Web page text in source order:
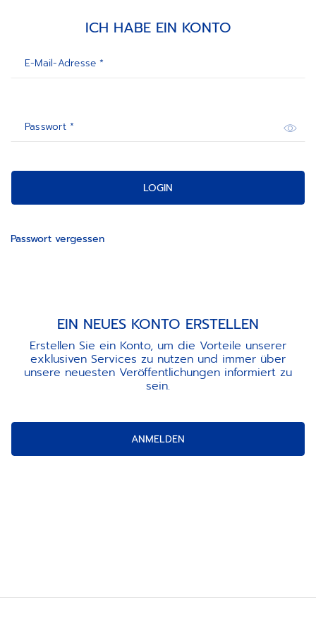
ICH HABE EIN KONTO
E-Mail-Adresse *
Passwort *
LOGIN
Passwort vergessen
EIN NEUES KONTO ERSTELLEN
Erstellen Sie ein Konto, um die Vorteile unserer
exklusiven Services zu nutzen und immer über
unsere neuesten Veröffentlichungen informiert zu
sein.
ANMELDEN